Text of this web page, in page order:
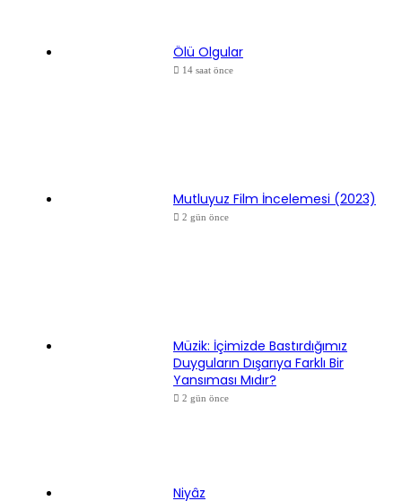
Ölü Olgular
14 saat önce
Mutluyuz Film İncelemesi (2023)
2 gün önce
Müzik: İçimizde Bastırdığımız
Duyguların Dışarıya Farklı Bir
Yansıması Mıdır?
2 gün önce
Niyâz